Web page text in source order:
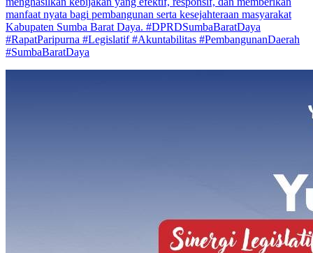
manfaat nyata bagi pembangunan serta kesejahteraan masyarakat
Kabupaten Sumba Barat Daya. #DPRDSumbaBaratDaya
#RapatParipurna #Legislatif #Akuntabilitas #PembangunanDaerah
#SumbaBaratDaya